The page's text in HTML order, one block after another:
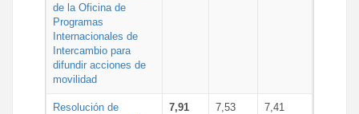
de la Oficina de
Programas
Internacionales de
Intercambio para
difundir acciones de
movilidad
Resolución de
7,91 7,53 7,41